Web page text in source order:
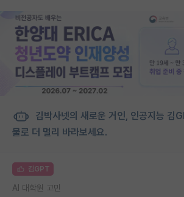
김박사넷의 새로운 거인, 인공지능 김
물로 더 멀리 바라보세요.
김GPT
AI 대학원 고민